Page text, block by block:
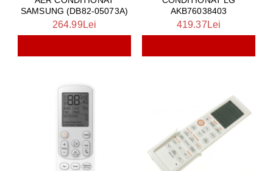
SAMSUNG (DB82-05073A)
264.99Lei
AKB76038403
419.37Lei